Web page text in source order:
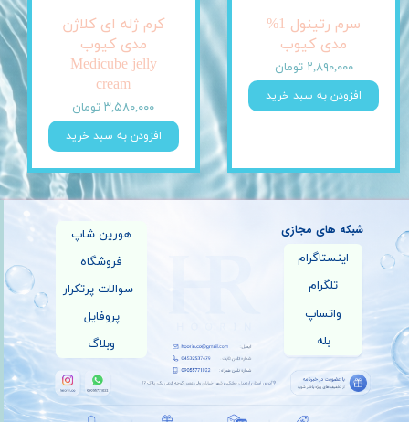
سرم رتینول 1%
مدی کیوب
۲,۸۹۰,۰۰۰ تومان
افزودن به سبد خرید
کرم ژله ای کلاژن
مدی کیوب
Medicube jelly
cream
۳,۵۸۰,۰۰۰ تومان
افزودن به سبد خرید
هورین شاپ
فروشگاه
سوالات پرتکرار
پروفایل
وبلاگ
اینستاگرام
تلگرام
واتساپ
بله
شبکه های مجازی